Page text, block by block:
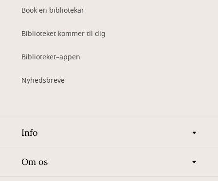
Book en bibliotekar
Biblioteket kommer til dig
Biblioteket–appen
Nyhedsbreve
Info
Om os